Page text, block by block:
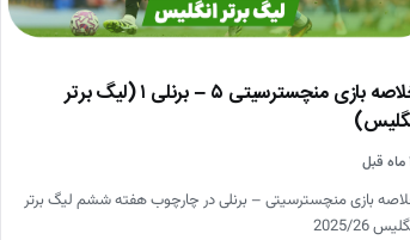
خلاصه بازی منچسترسیتی ۵ – برنلی ۱ (لیگ برتر
بازی منچسترسیتی – برنلی در چارچوب هفته ششم لیگ برتر
2025/26